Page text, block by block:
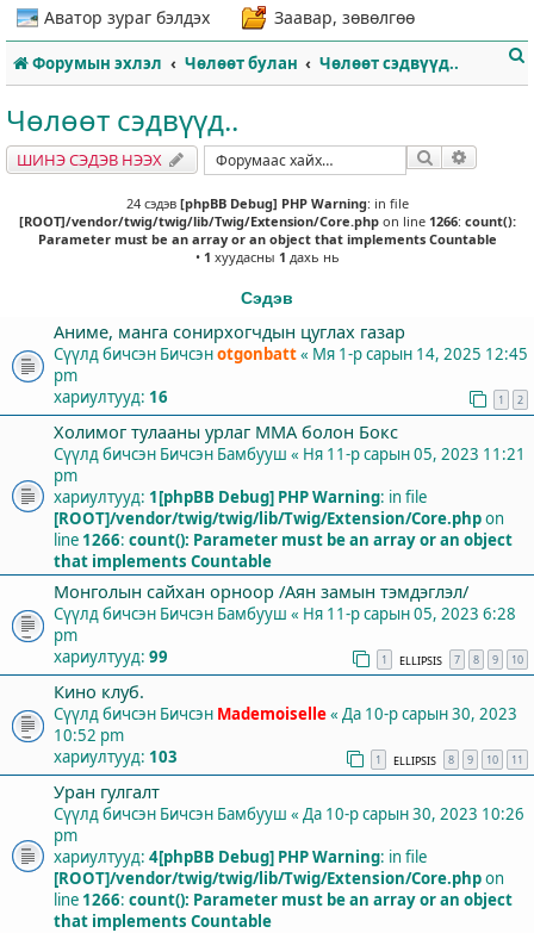
Аватор зураг бэлдэх
Заавар, зөвөлгөө
Форумын эхлэл Чөлөөт булан Чөлөөт сэдвүүд..
Чөлөөт сэдвүүд..
ШИНЭ СЭДЭВ НЭЭХ Хайлт
24 сэдэв [phpBB Debug] PHP Warning: in file
[ROOT]/vendor/twig/twig/lib/Twig/Extension/Core.phpon line 1266: count():
Parameter must be an array or an object that implements Countable
• 1 хуудасны 1 дахь нь
Сэдэв
Аниме, манга сонирхогчдын цуглах газар
Сүүлд бичсэн Бичсэнotgonbatt« Мя 1-р сарын 14, 2025 12:45
pm
хариултууд: 16 1 2
Холимог тулааны урлаг ММА болон Бокс
Сүүлд бичсэн Бичсэн Бамбууш « Ня 11-р сарын 05, 2023 11:21
pm
хариултууд: 1[phpBB Debug] PHP Warning: in file
[ROOT]/vendor/twig/twig/lib/Twig/Extension/Core.phpon
line 1266: count(): Parameter must be an array or an object
that implements Countable
Монголын сайхан орноор /Аян замын тэмдэглэл/
Сүүлд бичсэн Бичсэн Бамбууш « Ня 11-р сарын 05, 2023 6:28
pm
хариултууд: 99 1 ELLIPSIS 7 8 9 10
Кино клуб.
Сүүлд бичсэн Бичсэн Mademoiselle« Да 10-р сарын 30, 2023
10:52 pm
хариултууд: 103 1 ELLIPSIS 8 9 10 11
Уран гулгалт
Сүүлд бичсэн Бичсэн Бамбууш « Да 10-р сарын 30, 2023 10:26
pm
хариултууд: 4[phpBB Debug] PHP Warning: in file
[ROOT]/vendor/twig/twig/lib/Twig/Extension/Core.phpon
line 1266: count(): Parameter must be an array or an object
that implements Countable